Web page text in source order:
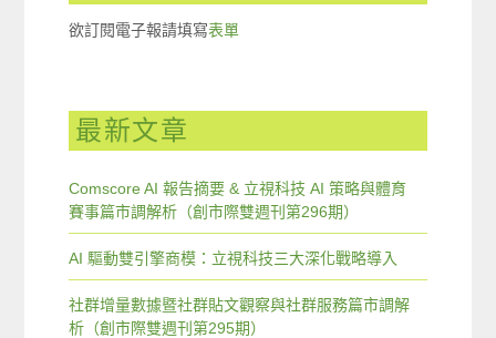
欲訂閱電子報請填寫表單
最新文章
Comscore AI 報告摘要 & 立視科技 AI 策略與體育
賽事篇市調解析（創市際雙週刊第296期）
AI 驅動雙引擎商模：立視科技三大深化戰略導入
社群增量數據暨社群貼文觀察與社群服務篇市調解
析（創市際雙週刊第295期）